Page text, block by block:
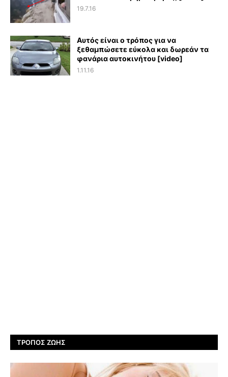
19.7.16
Αυτός είναι ο τρόπος για να
ξεθαμπώσετε εύκολα και δωρεάν τα
φανάρια αυτοκινήτου [video]
1.11.16
ΤΡΌΠΟΣ ΖΩΉΣ